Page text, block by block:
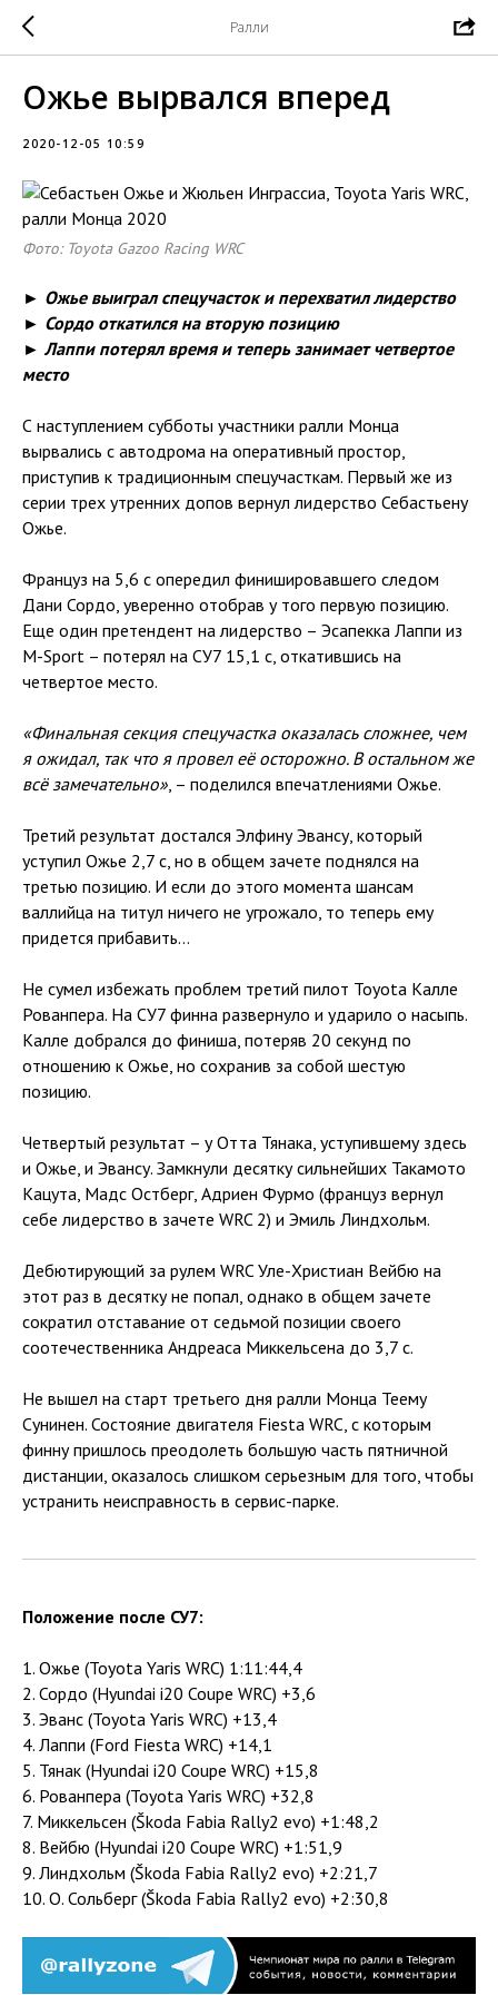
Ралли
Ожье вырвался вперед
2020-12-05 10:59
Фото: Toyota Gazoo Racing WRC
► Ожье выиграл спецучасток и перехватил лидерство
► Сордо откатился на вторую позицию
► Лаппи потерял время и теперь занимает четвертое
место
С наступлением субботы участники ралли Монца
вырвались с автодрома на оперативный простор,
приступив к традиционным спецучасткам. Первый же из
серии трех утренних допов вернул лидерство Себастьену
Ожье.
Француз на 5,6 с опередил финишировавшего следом
Дани Сордо, уверенно отобрав у того первую позицию.
Еще один претендент на лидерство – Эсапекка Лаппи из
M-Sport – потерял на СУ7 15,1 с, откатившись на
четвертое место.
«Финальная секция спецучастка оказалась сложнее, чем
я ожидал, так что я провел её осторожно. В остальном же
всё замечательно», – поделился впечатлениями Ожье.
Третий результат достался Элфину Эвансу, который
уступил Ожье 2,7 с, но в общем зачете поднялся на
третью позицию. И если до этого момента шансам
валлийца на титул ничего не угрожало, то теперь ему
придется прибавить…
Не сумел избежать проблем третий пилот Toyota Калле
Рованпера. На СУ7 финна развернуло и ударило о насыпь.
Калле добрался до финиша, потеряв 20 секунд по
отношению к Ожье, но сохранив за собой шестую
позицию.
Четвертый результат – у Отта Тянака, уступившему здесь
и Ожье, и Эвансу. Замкнули десятку сильнейших Такамото
Кацута, Мадс Остберг, Адриен Фурмо (француз вернул
себе лидерство в зачете WRC 2) и Эмиль Линдхольм.
Дебютирующий за рулем WRC Уле-Христиан Вейбю на
этот раз в десятку не попал, однако в общем зачете
сократил отставание от седьмой позиции своего
соотечественника Андреаса Миккельсена до 3,7 с.
Не вышел на старт третьего дня ралли Монца Теему
Сунинен. Состояние двигателя Fiesta WRC, с которым
финну пришлось преодолеть большую часть пятничной
дистанции, оказалось слишком серьезным для того, чтобы
устранить неисправность в сервис-парке.
Положение после СУ7:
1. Ожье (Toyota Yaris WRC) 1:11:44,4
2. Сордо (Hyundai i20 Coupe WRC) +3,6
3. Эванс (Toyota Yaris WRC) +13,4
4. Лаппи (Ford Fiesta WRC) +14,1
5. Тянак (Hyundai i20 Coupe WRC) +15,8
6. Рованпера (Toyota Yaris WRC) +32,8
7. Миккельсен (Škoda Fabia Rally2 evo) +1:48,2
8. Вейбю (Hyundai i20 Coupe WRC) +1:51,9
9. Линдхольм (Škoda Fabia Rally2 evo) +2:21,7
10. О. Сольберг (Škoda Fabia Rally2 evo) +2:30,8